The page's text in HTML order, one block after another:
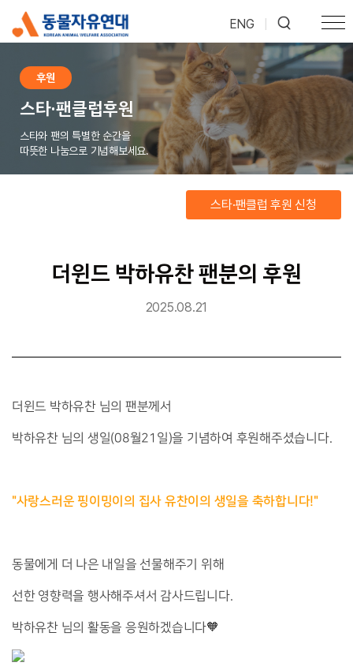
ENG
후원
스타·팬클럽후원
스타와 팬의 특별한 순간을
따뜻한 나눔으로 기념해보세요.
스타·팬클럽 후원 신청
더윈드 박하유찬 팬분의 후원
2025.08.21
더윈드 박하유찬 님의 팬분께서
박하유찬 님의 생일(08월21일)을 기념하여 후원해주셨습니다.
"사랑스러운 핑이밍이의 집사 유찬이의 생일을 축하합니다!"
동물에게 더 나은 내일을 선물해주기 위해
선한 영향력을 행사해주셔서 감사드립니다.
박하유찬 님의 활동을 응원하겠습니다🧡